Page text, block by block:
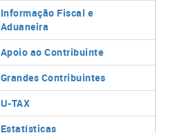
Informação Fiscal e
Aduaneira
Apoio ao Contribuinte
Grandes Contribuintes
U-TAX
Estatísticas